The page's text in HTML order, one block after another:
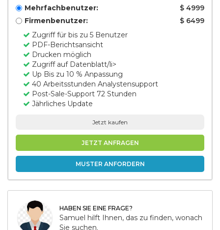
Mehrfachbenutzer:
$ 4999
Firmenbenutzer:
$ 6499
Zugriff für bis zu 5 Benutzer
PDF-Berichtsansicht
Drucken möglich
Zugriff auf Datenblatt/li>
Up Bis zu 10 % Anpassung
40 Arbeitsstunden Analystensupport
Post-Sale-Support 72 Stunden
Jährliches Update
Jetzt kaufen
JETZT ANFRAGEN
MUSTER ANFORDERN
HABEN SIE EINE FRAGE?
Samuel hilft Ihnen, das zu finden, wonach
Sie suchen.